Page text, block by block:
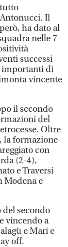
Il
ha dato al
nelle 7
successi
importanti di
vincente
il secondo
del
Oltre
la formazione
con
(2-4),
e Traversi
Modena e
del secondo
vincendo a
e Mari e
off.